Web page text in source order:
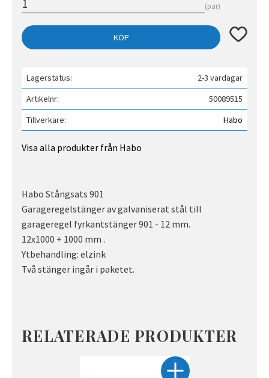
par
KÖP Lägg till
Lagerstatus
2-3 vardagar
Artikelnr
50089515
Tillverkare
Habo
Visa alla produkter från Habo
Habo Stångsats 901
Garageregelstänger av galvaniserat stål till
garageregel fyrkantstänger 901 - 12 mm.
12x1000 + 1000 mm .
Ytbehandling: elzink
Två stänger ingår i paketet.
RELATERADE PRODUKTER